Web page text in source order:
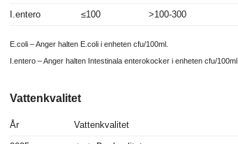
I.entero ≤100 >100-300
E.coli – Anger halten E.coli i enheten cfu/100ml.
I.entero – Anger halten Intestinala enterokocker i enheten cfu/100ml.
Vattenkvalitet
År Vattenkvalitet